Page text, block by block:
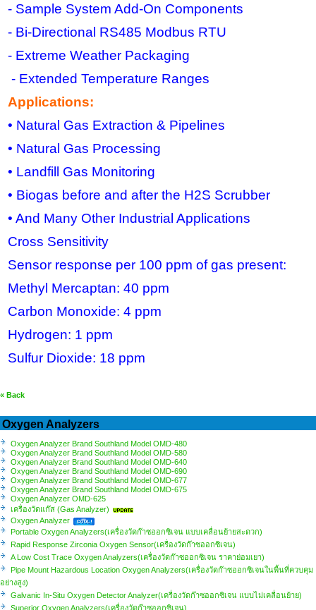
- Sample System Add-On Components
- Bi-Directional RS485 Modbus RTU
- Extreme Weather Packaging
- Extended Temperature Ranges
Applications:
• Natural Gas Extraction & Pipelines
• Natural Gas Processing
• Landfill Gas Monitoring
• Biogas before and after the H2S Scrubber
• And Many Other Industrial Applications
Cross Sensitivity
Sensor response per 100 ppm of gas present:
Methyl Mercaptan: 40 ppm
Carbon Monoxide: 4 ppm
Hydrogen: 1 ppm
Sulfur Dioxide: 18 ppm
« Back
Oxygen Analyzers
Oxygen Analyzer Brand Southland Model OMD-480
Oxygen Analyzer Brand Southland Model OMD-580
Oxygen Analyzer Brand Southland Model OMD-640
Oxygen Analyzer Brand Southland Model OMD-690
Oxygen Analyzer Brand Southland Model OMD-677
Oxygen Analyzer Brand Southland Model OMD-675
Oxygen Analyzer OMD-625
เครื่องวัดแก๊ส (Gas Analyzer)
Oxygen Analyzer
Portable Oxygen Analyzers(เครื่องวัดก๊าซออกซิเจน แบบเคลื่อนย้ายสะดวก)
Rapid Response Zirconia Oxygen Sensor(เครื่องวัดก๊าซออกซิเจน)
A Low Cost Trace Oxygen Analyzers(เครื่องวัดก๊าซออกซิเจน ราคาย่อมเยา)
Pipe Mount Hazardous Location Oxygen Analyzers(เครื่องวัดก๊าซออกซิเจนในพื้นที่ควบคุม
อย่างสูง)
Galvanic In-Situ Oxygen Detector Analyzer(เครื่องวัดก๊าซออกซิเจน แบบไม่เคลื่อนย้าย)
Superior Oxygen Analyzers(เครื่องวัดก๊าซออกซิเจน)